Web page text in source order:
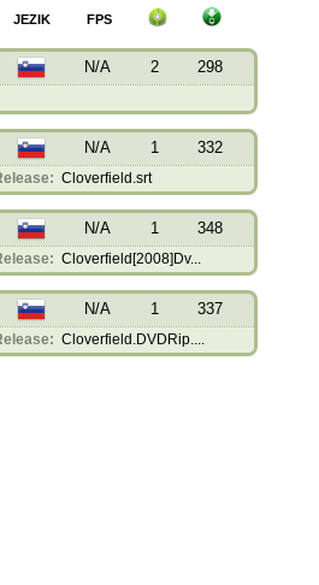
FPS
JEZIK
N/A 2 298
N/A 1 332
Cloverfield.srt
N/A 1 348
Cloverfield[2008]Dv...
N/A 1 337
Cloverfield.DVDRip....